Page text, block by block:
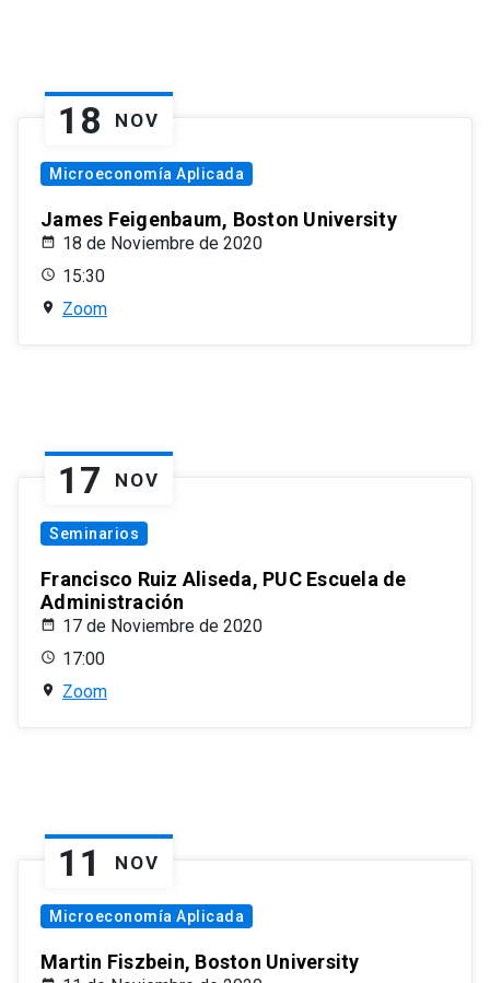
18 NOV
Microeconomía Aplicada
James Feigenbaum, Boston University
18 de Noviembre de 2020
15:30
Zoom
17 NOV
Seminarios
Francisco Ruiz Aliseda, PUC Escuela de
Administración
17 de Noviembre de 2020
17:00
Zoom
11 NOV
Microeconomía Aplicada
Martin Fiszbein, Boston University